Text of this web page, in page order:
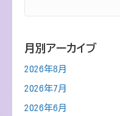
月別アーカイブ
2026年8月
2026年7月
2026年6月